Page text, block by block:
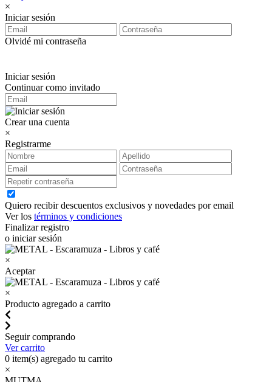
×
Iniciar sesión
Olvidé mi contraseña
Iniciar sesión
Continuar como invitado
Crear una cuenta
×
Registrarme
Quiero recibir descuentos exclusivos y novedades por email
Ver los términos y condiciones
Finalizar registro
o iniciar sesión
×
Aceptar
×
Producto agregado a carrito
Seguir comprando
Ver carrito
0 item(s) agregado tu carrito
×